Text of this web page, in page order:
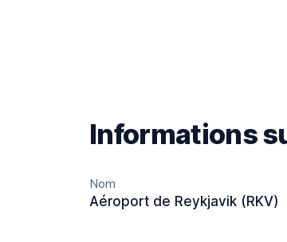
Informations
Nom
Aéroport de Reykjavik (RKV)